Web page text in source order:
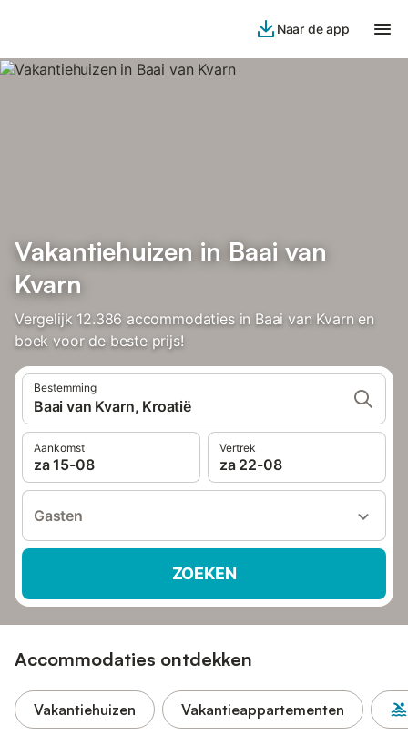
Naar de app
Vakantiehuizen in Baai van
Kvarn
Vergelijk 12.386 accommodaties in Baai van Kvarn en
boek voor de beste prijs!
Bestemming
Baai van Kvarn, Kroatië
Aankomst
za 15-08
Vertrek
za 22-08
Gasten
ZOEKEN
Accommodaties ontdekken
Vakantiehuizen Vakantieappartementen